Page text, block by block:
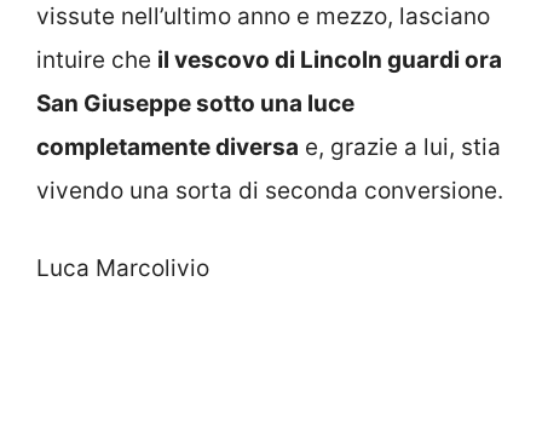
vissute nell’ultimo anno e mezzo, lasciano
intuire che il vescovo di Lincoln guardi ora
San Giuseppe sotto una luce
completamente diversa e, grazie a lui, stia
vivendo una sorta di seconda conversione.
Luca Marcolivio